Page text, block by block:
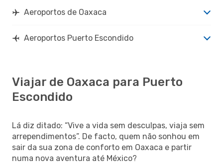
Aeroportos de Oaxaca
Aeroportos Puerto Escondido
Viajar de Oaxaca para Puerto
Escondido
Lá diz ditado: “Vive a vida sem desculpas, viaja sem
arrependimentos”. De facto, quem não sonhou em
sair da sua zona de conforto em Oaxaca e partir
numa nova aventura até México?